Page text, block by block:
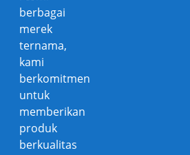
berbagai
merek
ternama,
kami
berkomitmen
untuk
memberikan
produk
berkualitas